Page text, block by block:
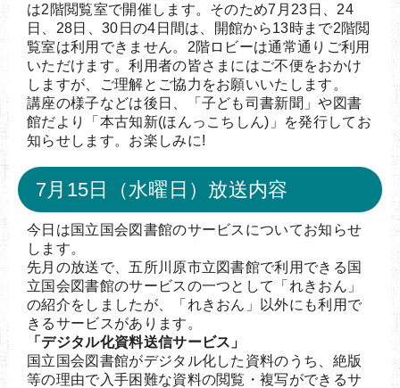
は2階閲覧室で開催します。そのため7月23日、24
日、28日、30日の4日間は、開館から13時まで2階閲
覧室は利用できません。2階ロビーは通常通りご利用
いただけます。利用者の皆さまにはご不便をおかけ
しますが、ご理解とご協力をお願いいたします。
講座の様子などは後日、「子ども司書新聞」や図書
館だより「本古知新(ほんっこちしん)」を発行してお
知らせします。お楽しみに!
7月15日（水曜日）放送内容
今日は国立国会図書館のサービスについてお知らせ
します。
先月の放送で、五所川原市立図書館で利用できる国
立国会図書館のサービスの一つとして「れきおん」
の紹介をしましたが、「れきおん」以外にも利用で
きるサービスがあります。
「デジタル化資料送信サービス」
国立国会図書館がデジタル化した資料のうち、絶版
等の理由で入手困難な資料の閲覧・複写ができるサ